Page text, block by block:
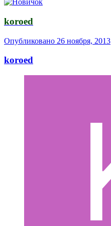
koroed
Опубликовано 26 ноября, 2013
koroed